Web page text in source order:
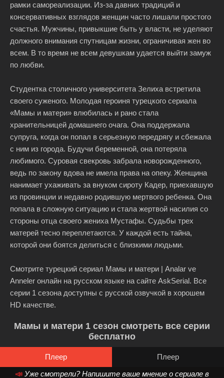
рамки самореализации. Из-за давних традиций и
консервативных взглядов женщин часто лишали простого
счастья. Мужчины, привыкшие быть у власти, не уделяют
должного внимания спутницам жизни, ограничивая жен во
всем. В то время не всем девушкам удается выйти замуж
по любви.
Студентка столичного университета Зелиха встретила
своего суженого. Молодая героиня турецкого сериала
«Мамы и матери» влюбилась и рано стала
хранительницей домашнего очага. Она поддержала
супруга, когда он попал в серьезную передрягу и сбежала
с ним из города. Будучи беременной, она потеряла
любимого. Суровая свекровь забрала новорожденного,
ведь по закону вдова не имела права на опеку. Женщина
нанимает ухаживать за внуком сироту Кадер, приехавшую
из провинции и недавно родившую мертвого ребенка. Она
попала в сложную ситуацию и стала жертвой насилия со
стороны отца своего жениха Мустафы. Судьбы трех
матерей тесно переплетаются. У каждой есть тайна,
которой они боятся делиться с близкими людьми.
Смотрите турецкий сериал Мамы и матери | Analar ve
Anneler онлайн на русском языке на сайте AskSerial. Все
серии 1 сезона доступны с русской озвучкой в хорошем
HD качестве.
Мамы и матери 1 сезон смотреть все серии
бесплатно
Плеер
Плеер
📣 Уже смотрели? Напишите ваше мнение о сериале в